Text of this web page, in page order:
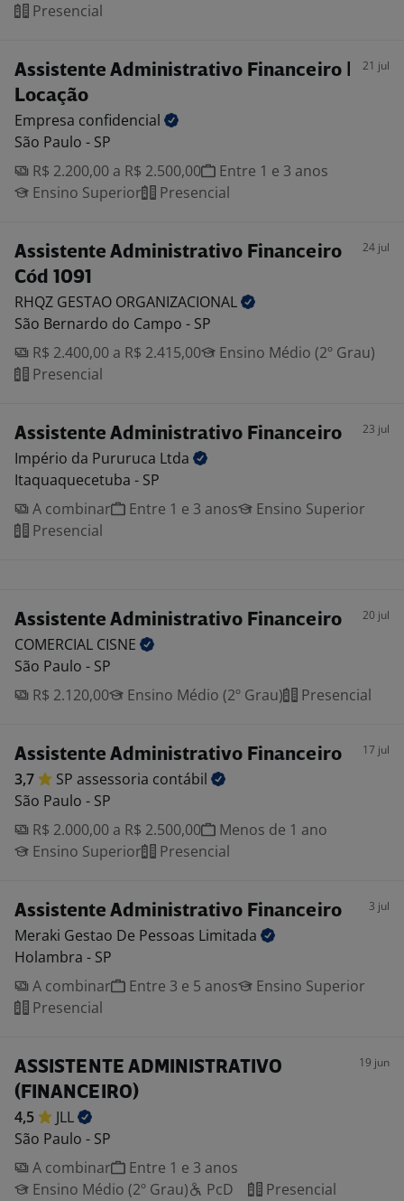
Presencial
Assistente Administrativo Financeiro |
Locação
21 jul
Empresa confidencial
São Paulo - SP
R$ 2.200,00 a R$ 2.500,00
Entre 1 e 3 anos
Ensino Superior
Presencial
Assistente Administrativo Financeiro
Cód 1091
24 jul
RHQZ GESTAO ORGANIZACIONAL
São Bernardo do Campo - SP
R$ 2.400,00 a R$ 2.415,00
Ensino Médio (2º Grau)
Presencial
Assistente Administrativo Financeiro 23 jul
Império da Pururuca Ltda
Itaquaquecetuba - SP
A combinar
Entre 1 e 3 anos
Ensino Superior
Presencial
Assistente Administrativo Financeiro 20 jul
COMERCIAL CISNE
São Paulo - SP
R$ 2.120,00
Ensino Médio (2º Grau) Presencial
Assistente Administrativo Financeiro 17 jul
3,7 SP assessoria contábil
São Paulo - SP
R$ 2.000,00 a R$ 2.500,00
Menos de 1 ano
Ensino Superior
Presencial
Assistente Administrativo Financeiro 3 jul
Meraki Gestao De Pessoas Limitada
Holambra - SP
A combinar
Entre 3 e 5 anos
Ensino Superior
Presencial
ASSISTENTE ADMINISTRATIVO
(FINANCEIRO)
19 jun
4,5
JLL
São Paulo - SP
A combinar
Entre 1 e 3 anos
Ensino Médio (2º Grau)
PcD Presencial